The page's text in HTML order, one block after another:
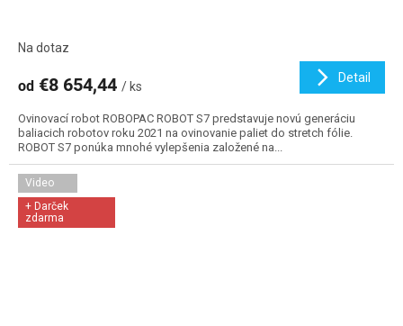
Na dotaz
od €8 654,44 / ks
Detail
Ovinovací robot ROBOPAC ROBOT S7 predstavuje novú generáciu
baliacich robotov roku 2021 na ovinovanie paliet do stretch fólie.
ROBOT S7 ponúka mnohé vylepšenia založené na...
Video
+ Darček
zdarma